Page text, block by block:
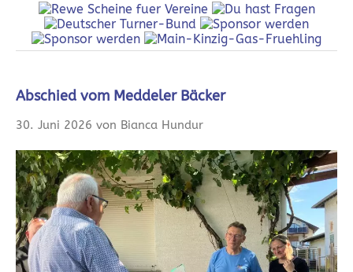
Abschied vom Meddeler Bäcker
30. Juni 2026 von Bianca Hundur